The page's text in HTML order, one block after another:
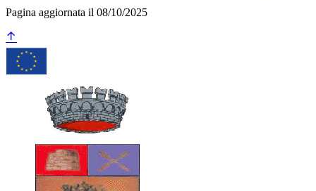
Pagina aggiornata il 08/10/2025